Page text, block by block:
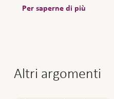
Per saperne di più
Altri argomenti